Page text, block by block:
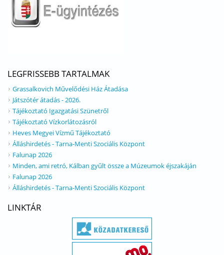
LEGFRISSEBB TARTALMAK
Grassalkovich Művelődési Ház Átadása
Játszótér átadás - 2026.
Tájékoztató Igazgatási Szünetről
Tájékoztató Vízkorlátozásról
Heves Megyei Vízmű Tájékoztató
Álláshirdetés - Tarna-Menti Szociális Központ
Falunap 2026
Minden, ami retró, Kálban gyűlt össze a Múzeumok éjszakáján
Falunap 2026
Álláshirdetés - Tarna-Menti Szociális Központ
LINKTÁR